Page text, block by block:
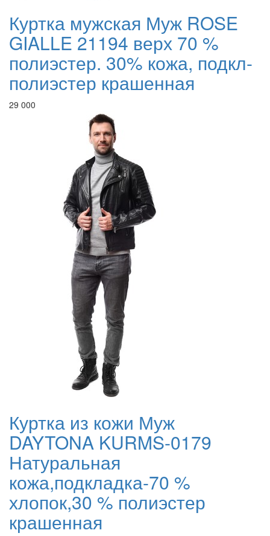
Куртка мужская Муж ROSE
GIALLE 21194 верх 70 %
полиэстер. 30% кожа, подкл-
полиэстер крашенная
29 000
Куртка из кожи Муж
DAYTONA KURMS-0179
Натуральная
кожа,подкладка-70 %
хлопок,30 % полиэстер
крашенная